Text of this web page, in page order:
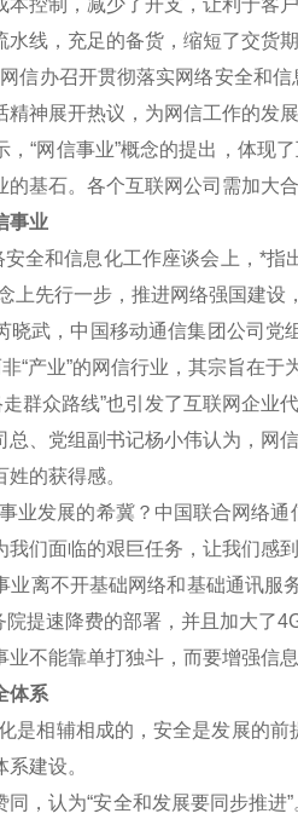
控制，减少了开支，让利于客户
线，充足的备货，缩短了交货期
信办召开贯彻落实网络安全和
神展开热议，为网信工作的发展
网信事业”概念的提出，体现了
的基石。各个互联网公司需加大
业
和信息化工作座谈会上，*指
上先行一步，推进网络强国建
，中国移动通信集团公司党组
“产业”的网信行业，其宗旨在于
众路线”也引发了互联网企业代
党组副书记杨小伟认为，网信
的获得感。
发展的希冀？中国联合网络通
我们面临的艰巨任务，让我们感
不开基础网络和基础通讯服
院提速降费的部署，并且加大了
能靠单打独斗，而要增强信息
系
相辅相成的，安全是发展的前
建设。
认为“安全和发展要同步推进”